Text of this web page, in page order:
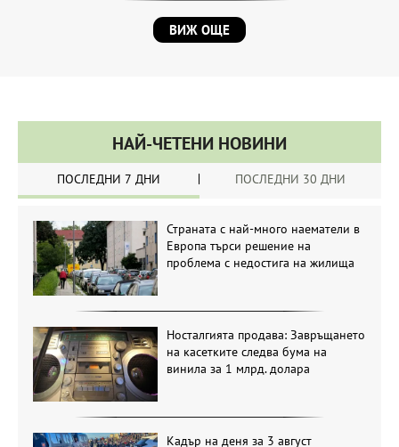
ВИЖ ОЩЕ
НАЙ-ЧЕТЕНИ НОВИНИ
ПОСЛЕДНИ 7 ДНИ ПОСЛЕДНИ 30 ДНИ
Страната с най-много наематели в
Европа търси решение на
проблема с недостига на жилища
Носталгията продава: Завръщането
на касетките следва бума на
винила за 1 млрд. долара
Кадър на деня за 3 август